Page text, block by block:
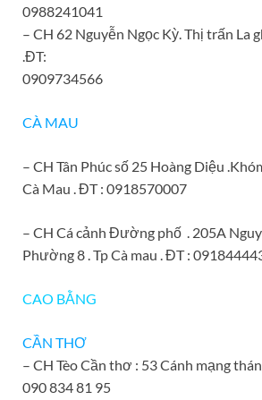
0988241041
– CH 62 Nguyễn Ngọc Kỳ. Thị trấn La
.ĐT:
0909734566
CÀ MAU
– CH Tân Phúc số 25 Hoàng Diệu
Cà Mau . ĐT : 0918570007
– CH Cá cảnh Đường phố . 205A
Phường 8 . Tp Cà mau . ĐT :
CAO BẰNG
CẦN THƠ
– CH Tèo Cần thơ : 53 Cánh mạng
090 834 81 95